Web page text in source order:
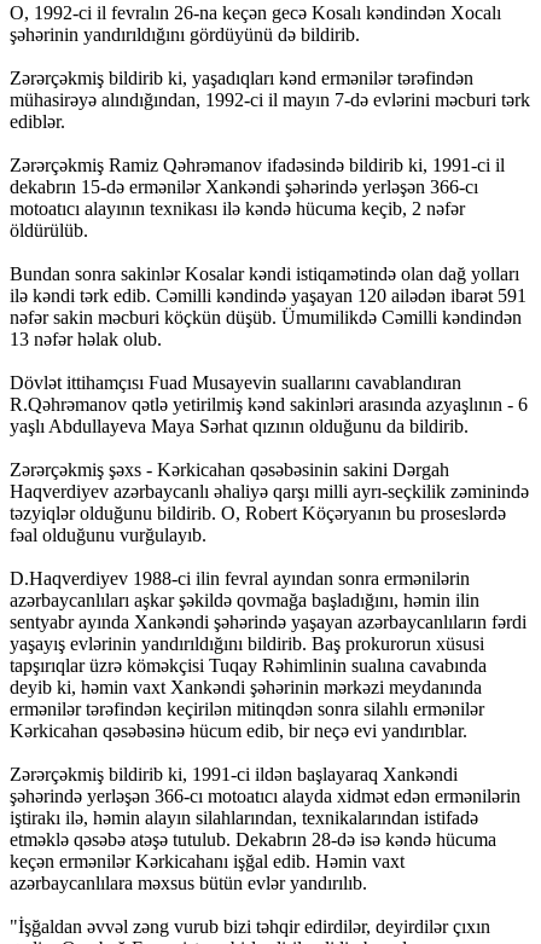
O, 1992-ci il fevralın 26-na keçən gecə Kosalı kəndindən Xocalı
şəhərinin yandırıldığını gördüyünü də bildirib.
Zərərçəkmiş bildirib ki, yaşadıqları kənd ermənilər tərəfindən
mühasirəyə alındığından, 1992-ci il mayın 7-də evlərini məcburi tərk
ediblər.
Zərərçəkmiş Ramiz Qəhrəmanov ifadəsində bildirib ki, 1991-ci il
dekabrın 15-də ermənilər Xankəndi şəhərində yerləşən 366-cı
motoatıcı alayının texnikası ilə kəndə hücuma keçib, 2 nəfər
öldürülüb.
Bundan sonra sakinlər Kosalar kəndi istiqamətində olan dağ yolları
ilə kəndi tərk edib. Cəmilli kəndində yaşayan 120 ailədən ibarət 591
nəfər sakin məcburi köçkün düşüb. Ümumilikdə Cəmilli kəndindən
13 nəfər həlak olub.
Dövlət ittihamçısı Fuad Musayevin suallarını cavablandıran
R.Qəhrəmanov qətlə yetirilmiş kənd sakinləri arasında azyaşlının - 6
yaşlı Abdullayeva Maya Sərhat qızının olduğunu da bildirib.
Zərərçəkmiş şəxs - Kərkicahan qəsəbəsinin sakini Dərgah
Haqverdiyev azərbaycanlı əhaliyə qarşı milli ayrı-seçkilik zəminində
təzyiqlər olduğunu bildirib. O, Robert Köçəryanın bu proseslərdə
fəal olduğunu vurğulayıb.
D.Haqverdiyev 1988-ci ilin fevral ayından sonra ermənilərin
azərbaycanlıları aşkar şəkildə qovmağa başladığını, həmin ilin
sentyabr ayında Xankəndi şəhərində yaşayan azərbaycanlıların fərdi
yaşayış evlərinin yandırıldığını bildirib. Baş prokurorun xüsusi
tapşırıqlar üzrə köməkçisi Tuqay Rəhimlinin sualına cavabında
deyib ki, həmin vaxt Xankəndi şəhərinin mərkəzi meydanında
ermənilər tərəfindən keçirilən mitinqdən sonra silahlı ermənilər
Kərkicahan qəsəbəsinə hücum edib, bir neçə evi yandırıblar.
Zərərçəkmiş bildirib ki, 1991-ci ildən başlayaraq Xankəndi
şəhərində yerləşən 366-cı motoatıcı alayda xidmət edən ermənilərin
iştirakı ilə, həmin alayın silahlarından, texnikalarından istifadə
etməklə qəsəbə atəşə tutulub. Dekabrın 28-də isə kəndə hücuma
keçən ermənilər Kərkicahanı işğal edib. Həmin vaxt
azərbaycanlılara məxsus bütün evlər yandırılıb.
"İşğaldan əvvəl zəng vurub bizi təhqir edirdilər, deyirdilər çıxın